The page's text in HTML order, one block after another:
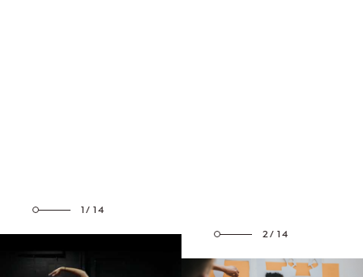
1/14
2/14